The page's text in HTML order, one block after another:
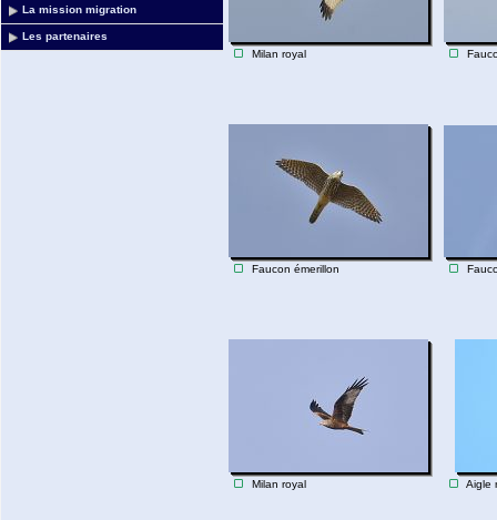
La mission migration
Les partenaires
Milan royal
Faucon émerillon
Milan royal Aigle